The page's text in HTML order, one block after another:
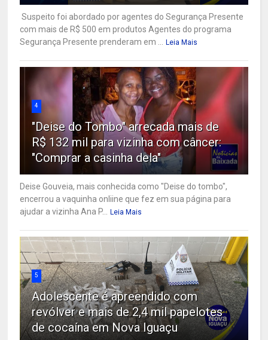
Suspeito foi abordado por agentes do Segurança Presente
com mais de R$ 500 em produtos Agentes do programa
Segurança Presente prenderam em ... Leia Mais
4
"Deise do Tombo" arrecada mais de
R$ 132 mil para vizinha com câncer:
"Comprar a casinha dela"
Deise Gouveia, mais conhecida como "Deise do tombo",
encerrou a vaquinha onliine que fez em sua página para
ajudar a vizinha Ana P... Leia Mais
5
Adolescente é apreendido com
revólver e mais de 2,4 mil papelotes
de cocaína em Nova Iguaçu